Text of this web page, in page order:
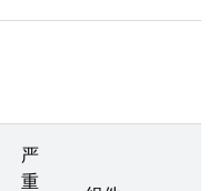
严
重